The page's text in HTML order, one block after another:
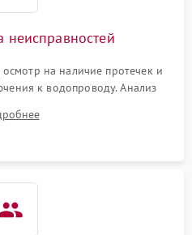
неисправностей
на наличие протечек и
к водопроводу. Анализ
нагрева, вращения
системы защиты